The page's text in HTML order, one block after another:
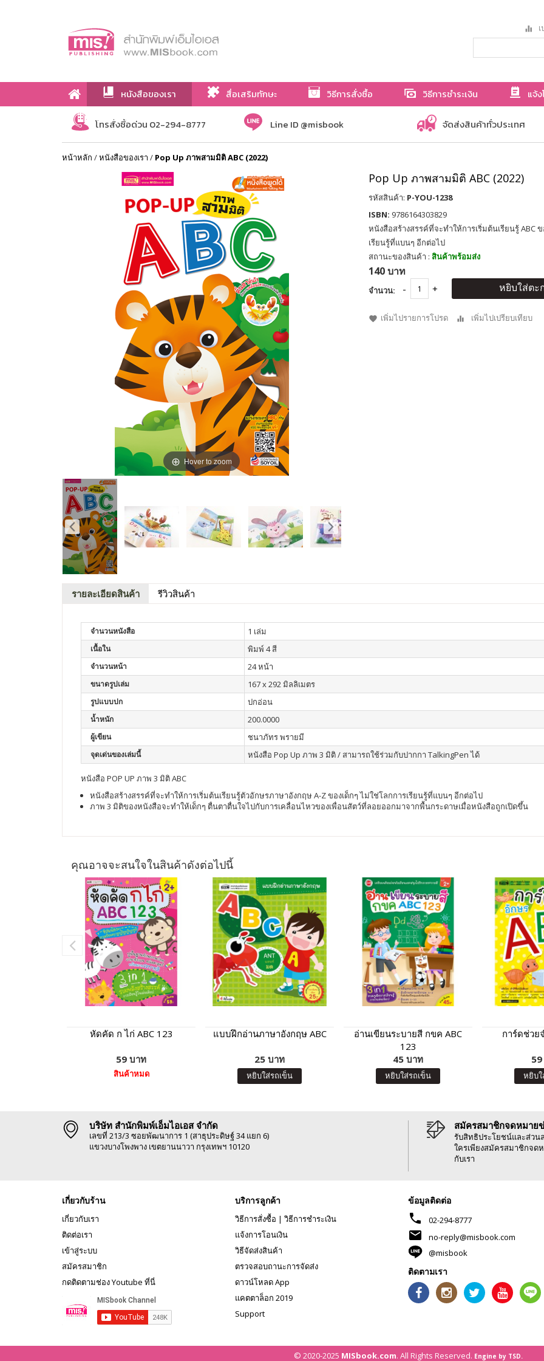
หนังสือของเรา สื่อเสริมทักษะ วิธีการสั่งซื้อ วิธีการชำระเงิน แจ้
เกี่ยวกับเรา
โทรสั่งซื้อด่วน 02-294-8777 Line ID @misbook จัดส่งสินค้าทั่วประเทศ
หน้าหลัก /หนังสือของเรา / Pop Up ภาพสามมิติ ABC (2022)
Hover to zoom
Pop Up ภาพสามมิติ ABC (2022)
รหัสสินค้า: P-YOU-1238
ISBN: 9786164303829
หนังสือสร้างสรรค์ที่จะทำให้การเริ่มต้นเรียนรู้ ABC
เรียนรู้ที่แบนๆ อีกต่อไป
สถานะของสินค้า : สินค้าพร้อมส่ง
140 บาท
จำนวน: หยิบใส่ตะ
เพิ่มไปรายการโปรด เพิ่มไปเปรียบเทียบ
รายละเอียดสินค้า รีวิวสินค้า
จำนวนหนังสือ 1 เล่ม
เนื้อใน พิมพ์ 4 สี
จำนวนหน้า 24 หน้า
ขนาดรูปเล่ม 167 x 292 มิลลิเมตร
รูปแบบปก ปกอ่อน
น้ำหนัก 200.0000
ผู้เขียน ชนาภัทร พรายมี
จุดเด่นของเล่มนี้ หนังสือ Pop Up ภาพ 3 มิติ / สามารถใช้ร่วมกับปากกา TalkingPen ได้
หนังสือ POP UP ภาพ 3 มิติ ABC
หนังสือสร้างสรรค์ที่จะทำให้การเริ่มต้นเรียนรู้ตัวอักษรภาษาอังกฤษ A-Z ของเด็กๆ ไม่ใช่โลกการเรียนรู้ที่แบนๆ อีกต่อไป
ภาพ 3 มิติของหนังสือจะทำให้เด็กๆ ตื่นตาตื่นใจไปกับการเคลื่อนไหวของเพื่อนสัตว์ที่ลอยออกมาจากพื้นกระดาษเมื่อหนังสือถูกเปิดขึ้น
คุณอาจจะสนใจในสินค้าดังต่อไปนี้
หัดคัด ก ไก่ ABC 123
59 บาท
สินค้าหมด
แบบฝึกอ่านภาษาอังกฤษ ABC
25 บาท
หยิบใส่รถเข็น
อ่านเขียนระบายสี กขค ABC
123
45 บาท
หยิบใส่รถเข็น
การ์ดช่วย
หยิบใ
บริษัท สำนักพิมพ์เอ็มไอเอส จำกัด
เลขที่ 213/3 ซอยพัฒนาการ 1 (สาธุประดิษฐ์ 34 แยก 6)
แขวงบางโพงพาง เขตยานนาวา กรุงเทพฯ 10120
สมัครสมาชิกจดหมาย
รับสิทธิประโยชน์และส่วน
ใครเพียงสมัครสมาชิกจด
กับเรา
เกี่ยวกับร้าน
เกี่ยวกับเรา
ติดต่อเรา
เข้าสู่ระบบ
สมัครสมาชิก
กดติดตามช่อง Youtube ที่นี่
บริการลูกค้า
วิธีการสั่งซื้อ | วิธีการชำระเงิน
แจ้งการโอนเงิน
วิธีจัดส่งสินค้า
ตรวจสอบถานะการจัดส่ง
ดาวน์โหลด App
แคตตาล็อก 2019
Support
ข้อมูลติดต่อ
phone 02-294-8777
mail
no-reply@misbook.com
@misbook
ติดตามเรา
© 2020-2025 MISbook.com. All Rights Reserved. Engine by TSD.